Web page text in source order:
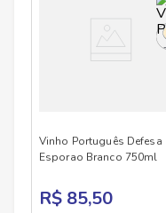
Vinho Português Defesa
Esporao Branco 750ml
R$ 85,50